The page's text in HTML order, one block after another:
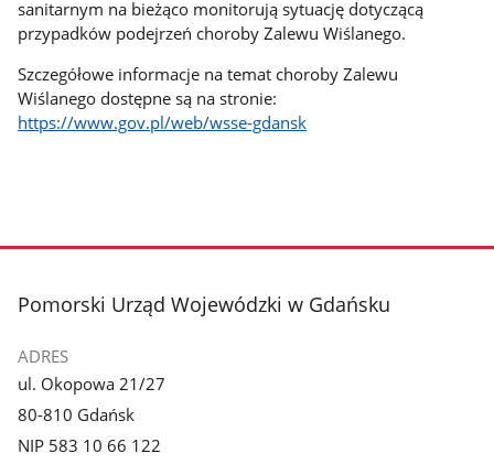
sanitarnym na bieżąco monitorują sytuację dotyczącą
przypadków podejrzeń choroby Zalewu Wiślanego.
Szczegółowe informacje na temat choroby Zalewu
Wiślanego dostępne są na stronie:
https://www.gov.pl/web/wsse-gdansk
stopka
Pomorski Urząd Wojewódzki w Gdańsku
ADRES
ul. Okopowa 21/27
80-810 Gdańsk
NIP 583 10 66 122